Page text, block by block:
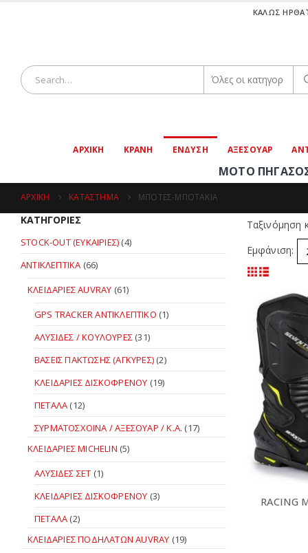
ΚΑΛΩΣ
ΑΡΧΙΚΗ ΚΡΑΝΗ ΕΝΔΥΣΗ ΑΞΕΣΟΥΑΡ
ΜΟΤΟ ΠΗΓΑΣΟΣ |
ΑΡΧΙΚΉ ΚΑΤΆΣΤΗΜΑ ΜΠΟΤΕΣ-ΜΠΟΤΑΚΙΑ
Ταξινόμηση
Εμφάνιση:
RACING
ΚΑΤΗΓΟΡΊΕΣ
STOCK-OUT (ΕΥΚΑΙΡΙΕΣ) (4)
ΑΝΤΙΚΛΕΠΤΙΚΑ (66)
ΚΛΕΙΔΑΡΙΕΣ AUVRAY (61)
GPS TRACKER ΑΝΤΙΚΛΕΠΤΙΚΟ (1)
ΑΛΥΣΙΔΕΣ / ΚΟΥΛΟΥΡΕΣ (31)
ΒΑΣΕΙΣ ΠΑΚΤΩΣΗΣ (ΑΓΚΥΡΕΣ) (2)
ΚΛΕΙΔΑΡΙΕΣ ΔΙΣΚΟΦΡΕΝΟΥ (19)
ΠΕΤΑΛΑ (12)
ΣΥΡΜΑΤΟΣΧΟΙΝΑ / ΑΞΕΣΟΥΑΡ / Κ.Α. (17)
ΚΛΕΙΔΑΡΙΕΣ MICHELIN (5)
ΑΛΥΣΙΔΕΣ ΣΕΤ (1)
ΚΛΕΙΔΑΡΙΕΣ ΔΙΣΚΟΦΡΕΝΟΥ (3)
ΠΕΤΑΛΑ (2)
ΚΛΕΙΔΑΡΙΕΣ ΠΟΔΗΛΑΤΩΝ AUVRAY (19)